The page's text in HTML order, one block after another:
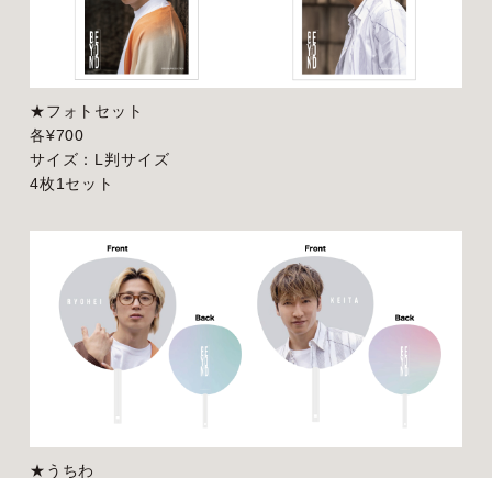
★フォトセット
各¥700
サイズ：L判サイズ
4枚1セット
★うちわ